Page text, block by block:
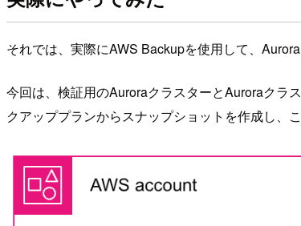
それでは、実際にAWS Backupを使用して、
今回は、検証用のAuroraクラスターとAuroraクラ
クアッププランからスナップショットを作成し、